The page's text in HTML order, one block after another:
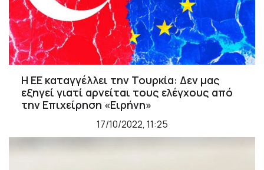
Η ΕΕ καταγγέλλει την Τουρκία: Δεν μας
εξηγεί γιατί αρνείται τους ελέγχους από
την Επιχείρηση «Ειρήνη»
17/10/2022, 11:25